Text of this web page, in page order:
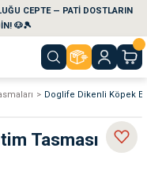
CEPTE — PATİ DOSTLARIN
🐶🎾
Doglife Dikenli Köpek
Tasması